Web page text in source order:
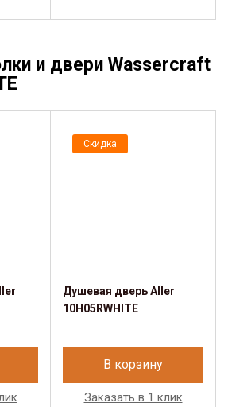
и двери Wassercraft
Скидка
Душевая дверь Aller
10H05RWHITE
В корзину
Заказать в 1 клик